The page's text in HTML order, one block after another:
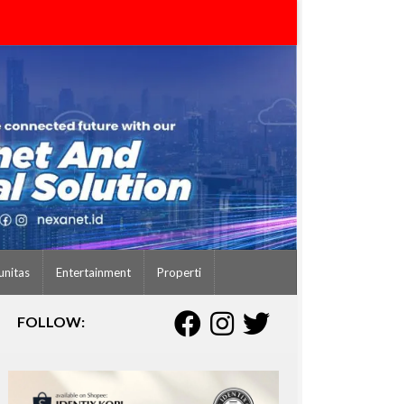
Entertainment Properti
FOLLOW: